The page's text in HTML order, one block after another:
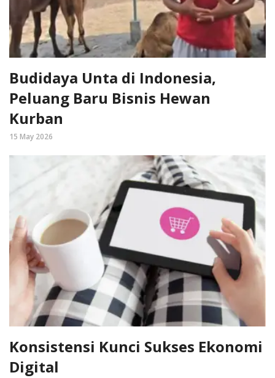
Budidaya Unta di Indonesia,
Peluang Baru Bisnis Hewan
Kurban
15 May 2026
Konsistensi Kunci Sukses Ekonomi
Digital